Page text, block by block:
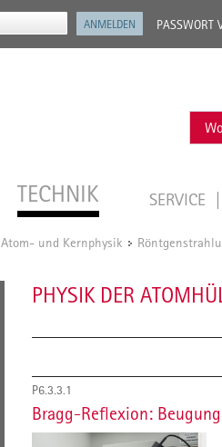
PASSWORT
TECHNIK SERVICE
Atom- und Kernphysik /
PHYSIK DER
P6.3.3.1
Bragg-Reflexion: